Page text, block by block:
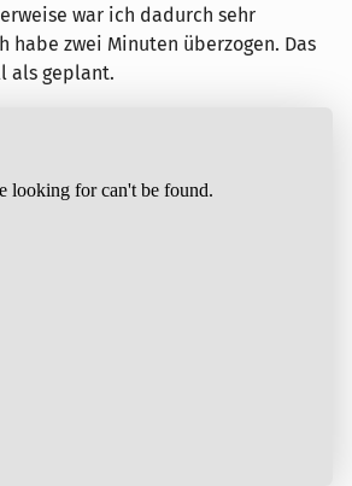
war ich dadurch sehr
zwei Minuten überzogen. Das
als geplant.